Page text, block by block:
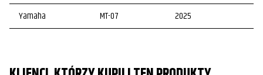
Yamaha
MT-07 2025